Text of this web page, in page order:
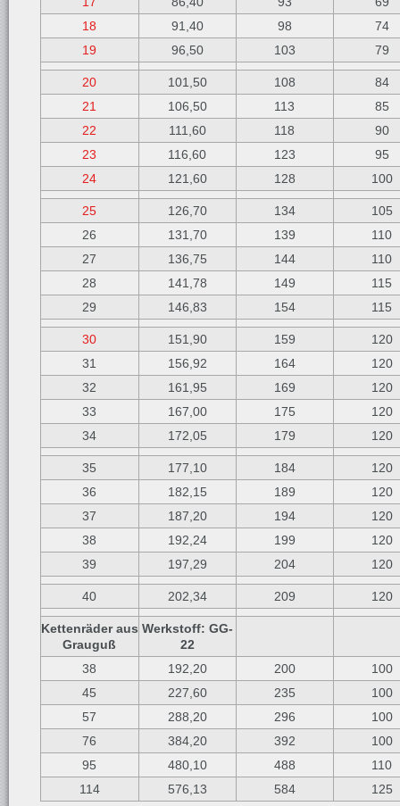
18
91,40 98
74
19
96,50 103 79
20 101,50 108
84
21
106,50 113
85
22
111,60 118
90
23
116,60 123
95
24
121,60 128 100
25 126,70 134
105
26
131,70 139
110
27
136,75 144
110
28
141,78 149
115
29
146,83 154 115
30 151,90 159
120
31
156,92 164
120
32
161,95 169
120
33
167,00 175
120
34
172,05 179 120
35 177,10 184
120
36
182,15 189
120
37
187,20 194
120
38
192,24 199
120
39
197,29 204 120
40 202,34 209 120
Kettenräder aus
Grauguß
Werkstoff: GG-
22
38
192,20 200
100
45
227,60 235
100
57
288,20 296
100
76
384,20 392
100
95
480,10 488
110
114
576,13 584 125